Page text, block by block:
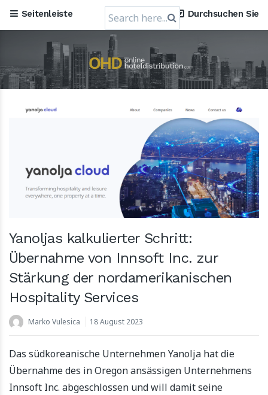
Seitenleiste
Search
for:
Durchsuchen Sie
Yanoljas kalkulierter Schritt:
Übernahme von Innsoft Inc. zur
Stärkung der nordamerikanischen
Hospitality Services
Marko Vulesica 18 August 2023
Das südkoreanische Unternehmen Yanolja hat die
Übernahme des in Oregon ansässigen Unternehmens
Innsoft Inc. abgeschlossen und will damit seine